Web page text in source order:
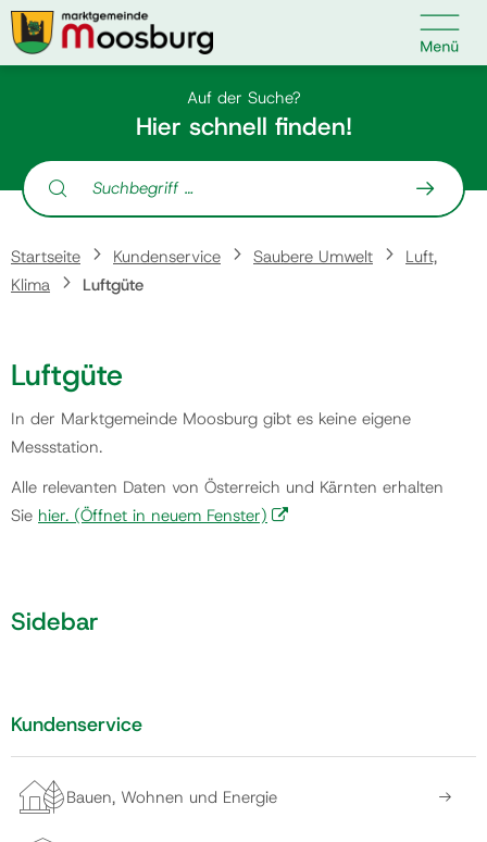
Kontakt 
Suche nach:
Startseite
Kundenservice
Veranstaltungen
Politik
Kontakt
Auf der Suche?
Hier schnell finden!
Suche nach:
Startseite Kundenservice Saubere Umwelt
Luft,
Klima
Luftgüte
Luftgüte
In der Marktgemeinde Moosburg gibt es keine eigene
Messstation.
Alle relevanten Daten von Österreich und Kärnten erhalten
Sie hier. (Öffnet in neuem Fenster)
Sidebar
Kundenservice
Bauen, Wohnen und Energie